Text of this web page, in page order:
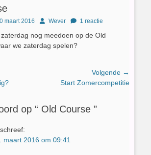
maart 2016 AuthorWever 1 reactie
zaterdag nog meedoen op de Old
we zaterdag spelen?
Volgende →
VolgendStart Zomercompetitie
op “ Old Course ”
schreef:
maart 2016 om 09:41